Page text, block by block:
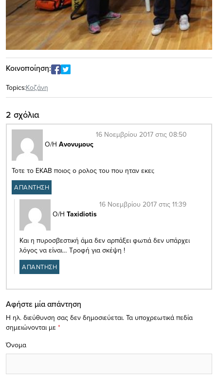
Κοινοποίηση:
Topics:Κοζάνη
2 σχόλια
Ο/Η Ανονυμους
16 Νοεμβρίου 2017 στις 08:50
Τοτε το ΕΚΑΒ ποιος ο ρολος του που ηταν εκει;
ΑΠΑΝΤΗΣΗ
Ο/Η Taxidiotis
16 Νοεμβρίου 2017 στις 11:39
Και η πυροσβεστική άμα δεν αρπάξει φωτιά δεν υπάρχει
λόγος να είναι… Τροφή για σκέψη !
ΑΠΑΝΤΗΣΗ
Αφήστε μία απάντηση
Η ηλ. διεύθυνση σας δεν δημοσιεύεται. Τα υποχρεωτικά πεδία
σημειώνονται με *
Όνομα